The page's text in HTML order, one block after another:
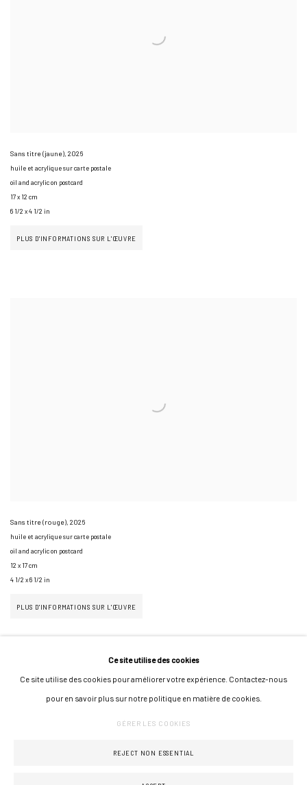
Sans titre (jaune), 2026
huile et acrylique sur carte postale
oil and acrylic on postcard
17 x 12 cm
6 1/2 x 4 1/2 in
PLUS D'INFORMATIONS SUR L'ŒUVRE
Sans titre (rouge), 2026
huile et acrylique sur carte postale
oil and acrylic on postcard
12 x 17 cm
4 1/2 x 6 1/2 in
PLUS D'INFORMATIONS SUR L'ŒUVRE
Ce site utilise des cookies
Ce site utilise des cookies pour améliorer votre expérience. Contactez-nous
pour en savoir plus sur notre politique en matière de cookies.
GÉRER LES COOKIES
REJECT NON ESSENTIAL